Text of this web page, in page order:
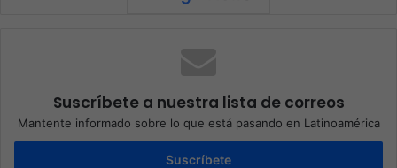
Suscríbete a nuestra lista de correos
Mantente informado sobre lo que está pasando en Latinoamérica
Suscríbete